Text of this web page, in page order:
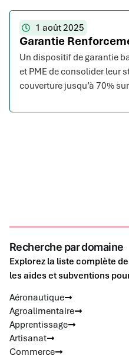
1 août 2025
Garantie
Un dispositif de garantie
et PME de consolider leur
couverture jusqu’à 70%
Recherche par domaine
Explorez la liste complète
les aides et subventions
Aéronautique
Agroalimentaire
Apprentissage
Artisanat
Commerce